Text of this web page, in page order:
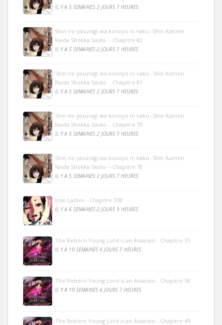
IL Y A 5 SEMAINES 2 JOURS 7 HEURES
Shin no yasuragi wa konoyo ni naku -Shin Kamen
Raida Shokka Saido- - Chapitre 82
IL Y A 5 SEMAINES 2 JOURS 7 HEURES
Shin no yasuragi wa konoyo ni naku -Shin Kamen
Raida Shokka Saido- - Chapitre 81
IL Y A 5 SEMAINES 2 JOURS 7 HEURES
Shin no yasuragi wa konoyo ni naku -Shin Kamen
Raida Shokka Saido- - Chapitre 79
IL Y A 5 SEMAINES 2 JOURS 7 HEURES
Shin no yasuragi wa konoyo ni naku -Shin Kamen
Raida Shokka Saido- - Chapitre 78
IL Y A 5 SEMAINES 2 JOURS 7 HEURES
Iron Ladies - Chapitre 338
IL Y A 6 SEMAINES 2 JOURS 9 HEURES
The Reborn Young Lord is an Assassin - Chapitre 51
IL Y A 10 SEMAINES 6 JOURS 7 HEURES
The Reborn Young Lord is an Assassin - Chapitre 50
IL Y A 10 SEMAINES 6 JOURS 7 HEURES
The Reborn Young Lord is an Assassin - Chapitre 49